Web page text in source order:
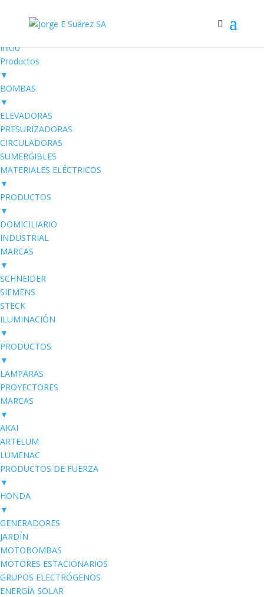
Electro SUAREZ
Inicio
Productos
▼
BOMBAS
▼
ELEVADORAS
PRESURIZADORAS
CIRCULADORAS
SUMERGIBLES
MATERIALES ELÉCTRICOS
▼
PRODUCTOS
▼
DOMICILIARIO
INDUSTRIAL
MARCAS
▼
SCHNEIDER
SIEMENS
STECK
ILUMINACIÓN
▼
PRODUCTOS
▼
LAMPARAS
PROYECTORES
MARCAS
▼
AKAI
ARTELUM
LUMENAC
PRODUCTOS DE FUERZA
▼
HONDA
▼
GENERADORES
JARDÍN
MOTOBOMBAS
MOTORES ESTACIONARIOS
GRUPOS ELECTRÓGENOS
ENERGÍA SOLAR